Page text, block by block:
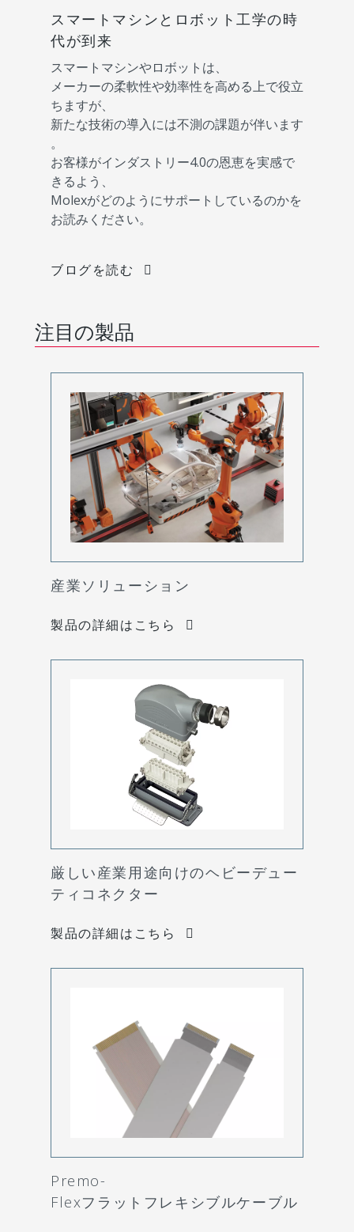
スマートマシンとロボット工学の時
代が到来
スマートマシンやロボットは、
メーカーの柔軟性や効率性を高める上で役立
ちますが、
新たな技術の導入には不測の課題が伴います
。
お客様がインダストリー4.0の恩恵を実感で
きるよう、
Molexがどのようにサポートしているのかを
お読みください。
ブログを読む
注目の製品
産業ソリューション
製品の詳細はこちら
厳しい産業用途向けのヘビーデュー
ティコネクター
製品の詳細はこちら
Premo-
Flexフラットフレキシブルケーブル